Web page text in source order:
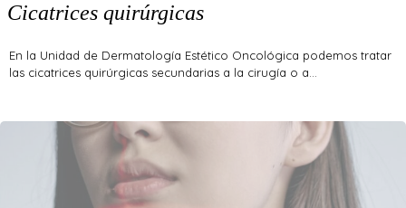
Cicatrices quirúrgicas
En la Unidad de Dermatología Estético Oncológica podemos tratar
las cicatrices quirúrgicas secundarias a la cirugía o a…